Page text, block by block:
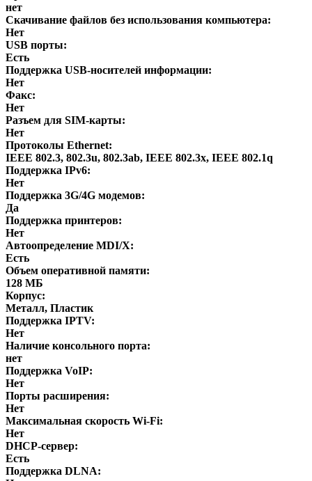
нет
Скачивание файлов без использования компьютера:
Нет
USB порты:
Есть
Поддержка USB-носителей информации:
Нет
Факс:
Нет
Разъем для SIM-карты:
Нет
Протоколы Ethernet:
IEEE 802.3, 802.3u, 802.3ab, IEEE 802.3x, IEEE 802.1q
Поддержка IPv6:
Нет
Поддержка 3G/4G модемов:
Да
Поддержка принтеров:
Нет
Автоопределение MDI/X:
Есть
Объем оперативной памяти:
128 МБ
Корпус:
Металл, Пластик
Поддержка IPTV:
Нет
Наличие консольного порта:
нет
Поддержка VoIP:
Нет
Порты расширения:
Нет
Максимальная скорость Wi-Fi:
Нет
DHCP-сервер:
Есть
Поддержка DLNA: